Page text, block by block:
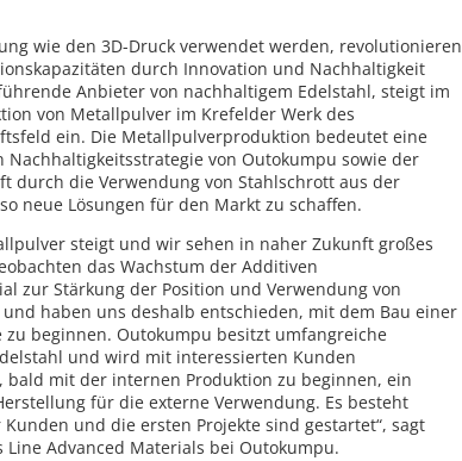
wie den 3D-Druck verwendet werden, revolutionieren
durch Innovation und Nachhaltigkeit
Anbieter von nachhaltigem Edelstahl, steigt im
von Metallpulver im Krefelder Werk des
ein. Die Metallpulverproduktion bedeutet eine
Nachhaltigkeitsstrategie von Outokumpu sowie der
durch die Verwendung von Stahlschrott aus der
neue Lösungen für den Markt zu schaffen.
steigt und wir sehen in naher Zukunft großes
das Wachstum der Additiven
zur Stärkung der Position und Verwendung von
haben uns deshalb entschieden, mit dem Bau einer
zu beginnen. Outokumpu besitzt umfangreiche
und wird mit interessierten Kunden
bald mit der internen Produktion zu beginnen, ein
für die externe Verwendung. Es besteht
Kunden und die ersten Projekte sind gestartet“, sagt
Line Advanced Materials bei Outokumpu.